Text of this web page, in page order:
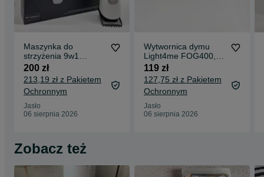
Maszynka do
strzyżenia 9w1
ROWENTA TN8961,
nowa, Komis Jasło
Czackiego
200 zł
213,19 zł z Pakietem
Ochronnym
Jasło
06 sierpnia 2026
Wytwornica dymu
Light4me FOG400,
Komis Jasło
Czackiego
119 zł
127,75 zł z Pakietem
Ochronnym
Jasło
06 sierpnia 2026
Zobacz też